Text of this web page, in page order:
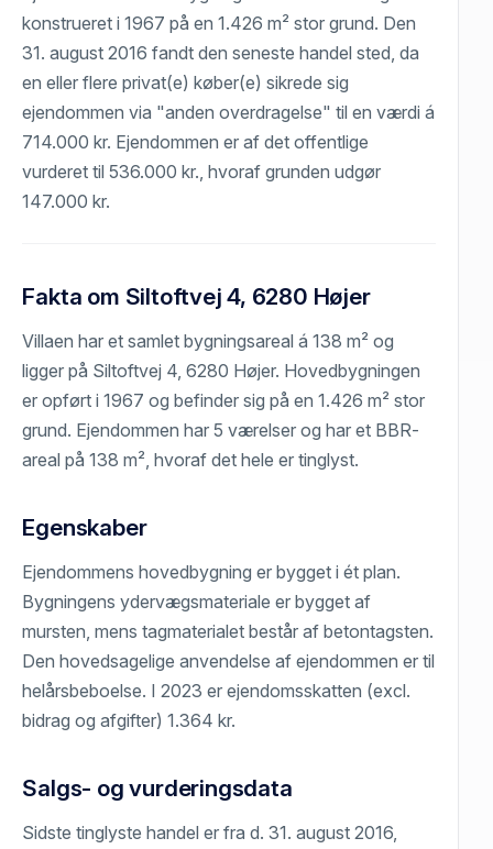
konstrueret i 1967 på en 1.426 m² stor grund. Den
31. august 2016 fandt den seneste handel sted, da
en eller flere privat(e) køber(e) sikrede sig
ejendommen via "anden overdragelse" til en værdi á
714.000 kr. Ejendommen er af det offentlige
vurderet til 536.000 kr., hvoraf grunden udgør
147.000 kr.
Fakta om Siltoftvej 4, 6280 Højer
Villaen har et samlet bygningsareal á 138 m² og
ligger på Siltoftvej 4, 6280 Højer. Hovedbygningen
er opført i 1967 og befinder sig på en 1.426 m² stor
grund. Ejendommen har 5 værelser og har et BBR-
areal på 138 m², hvoraf det hele er tinglyst.
Egenskaber
Ejendommens hovedbygning er bygget i ét plan.
Bygningens ydervægsmateriale er bygget af
mursten, mens tagmaterialet består af betontagsten.
Den hovedsagelige anvendelse af ejendommen er til
helårsbeboelse. I 2023 er ejendomsskatten (excl.
bidrag og afgifter) 1.364 kr.
Salgs- og vurderingsdata
Sidste tinglyste handel er fra d. 31. august 2016,